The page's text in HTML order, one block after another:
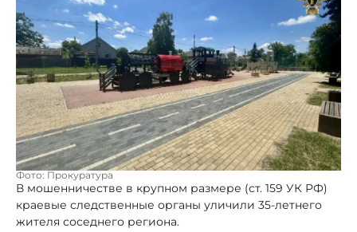
Фото: Прокуратура
В мошенничестве в крупном размере (ст. 159 УК РФ)
краевые следственные органы уличили 35-летнего
жителя соседнего региона.